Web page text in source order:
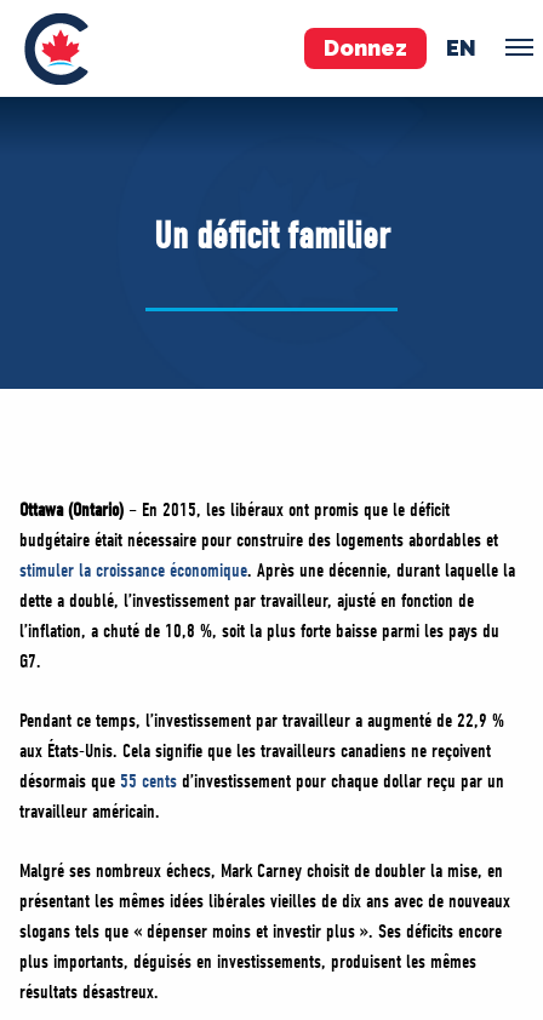
Donnez EN
Pierre Poilievre
Vos députés conservateurs
MÉDIAS
BÉNÉVOLE
ADHÉREZ
Un déficit familier
Ottawa (Ontario) – En 2015, les libéraux ont promis que le déficit
budgétaire était nécessaire pour construire des logements abordables et
stimuler la croissance économique. Après une décennie, durant laquelle la
dette a doublé, l’investissement par travailleur, ajusté en fonction de
l’inflation, a chuté de 10,8 %, soit la plus forte baisse parmi les pays du
G7.
Pendant ce temps, l’investissement par travailleur a augmenté de 22,9 %
aux États-Unis. Cela signifie que les travailleurs canadiens ne reçoivent
désormais que 55 cents d’investissement pour chaque dollar reçu par un
travailleur américain.
Malgré ses nombreux échecs, Mark Carney choisit de doubler la mise, en
présentant les mêmes idées libérales vieilles de dix ans avec de nouveaux
slogans tels que « dépenser moins et investir plus ». Ses déficits encore
plus importants, déguisés en investissements, produisent les mêmes
résultats désastreux.